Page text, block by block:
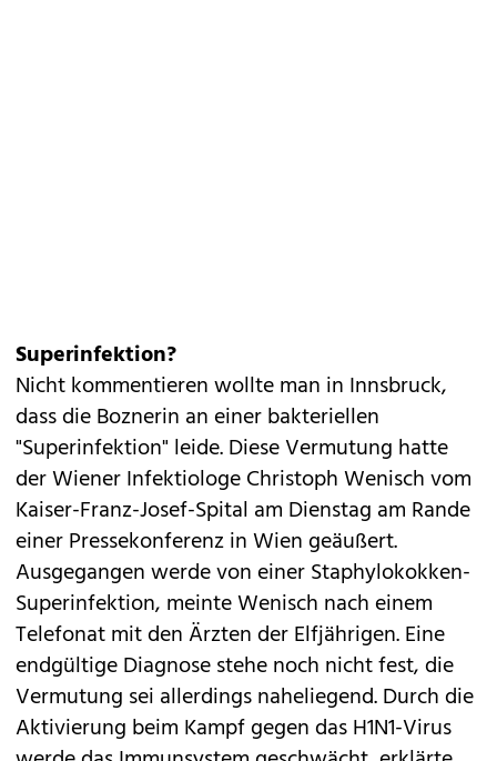
Superinfektion?
Nicht kommentieren wollte man in Innsbruck,
dass die Boznerin an einer bakteriellen
"Superinfektion" leide. Diese Vermutung hatte
der Wiener Infektiologe Christoph Wenisch vom
Kaiser-Franz-Josef-Spital am Dienstag am Rande
einer Pressekonferenz in Wien geäußert.
Ausgegangen werde von einer Staphylokokken-
Superinfektion, meinte Wenisch nach einem
Telefonat mit den Ärzten der Elfjährigen. Eine
endgültige Diagnose stehe noch nicht fest, die
Vermutung sei allerdings naheliegend. Durch die
Aktivierung beim Kampf gegen das H1N1-Virus